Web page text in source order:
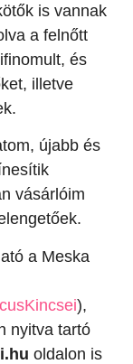
is vannak
a felnőtt
és
illetve
újabb és
vásárlóim
a Meska
),
nyitva tartó
oldalon is